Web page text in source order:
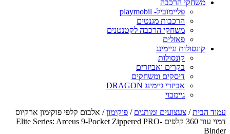
משחקי הרכבה
פליימוביל- playmobil
הרכבות מגנטים
משחקי הרכבה לקטנטנים
פאזלים
קונסולות וגיימינג
קונסולות
בקרים ואביזרים
דיסקים ומשחקים
אביזרי גיימינג DRAGON
גיימבוי
הבית/צעצועים ומותגים/ פוקימון/ אלבום קלפי פוקימון ארקיוס
דמוי עור 360 קלפים Elite Series: Arceus 9-Pocket Zippered PRO-